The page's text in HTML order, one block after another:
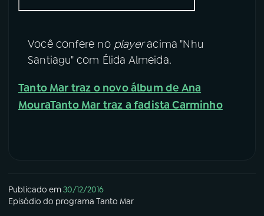
Você confere no playeracima "Nhu
Santiagu" com Élida Almeida.
Tanto Mar traz o novo álbum de Ana
MouraTanto Mar traz a fadista Carminho
Publicado em30/12/2016
Episódio do programa Tanto Mar